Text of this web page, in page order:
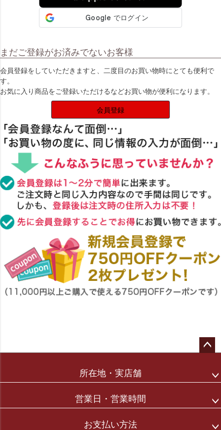
まだご登録がお済みでないお客様
会員登録をしていただきますと、二度目のお買い物時にとても便利で
す。
お気に入り商品をご登録いただけるなどお買い物が便利になります。
会員登録
所在地・実店舗
営業日・営業時間
お支払い方法